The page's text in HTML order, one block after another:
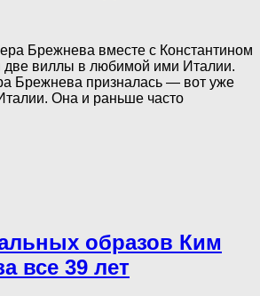
Брежнева вместе с Константином
две виллы в любимой ими Италии.
Брежнева призналась — вот уже
Она и раньше часто
образов Ким
все 39 лет